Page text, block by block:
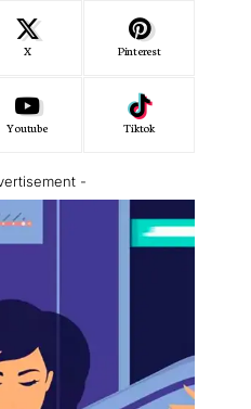
X Pinterest
Youtube Tiktok
-